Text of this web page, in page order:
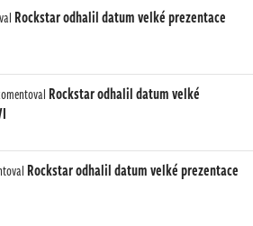
Rockstar odhalil datum velké prezentace
Rockstar odhalil datum velké
Rockstar odhalil datum velké prezentace